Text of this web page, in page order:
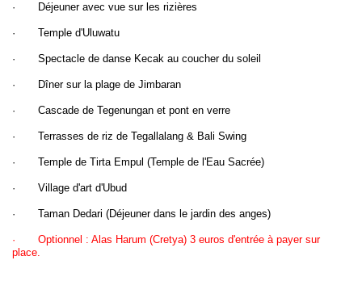
· Déjeuner avec vue sur les rizières
· Temple d'Uluwatu
· Spectacle de danse Kecak au coucher du soleil
· Dîner sur la plage de Jimbaran
· Cascade de Tegenungan et pont en verre
· Terrasses de riz de Tegallalang & Bali Swing
· Temple de Tirta Empul (Temple de l'Eau Sacrée)
· Village d'art d'Ubud
· Taman Dedari (Déjeuner dans le jardin des anges)
· Optionnel : Alas Harum (Cretya) 3 euros d'entrée à payer sur
place.